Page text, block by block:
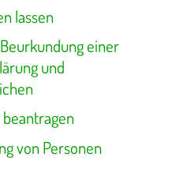
lassen
einer
und
von Personen